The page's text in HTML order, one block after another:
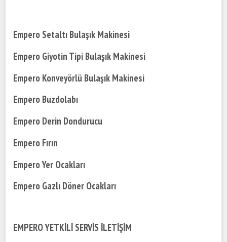
Empero Setaltı Bulaşık Makinesi
Empero Giyotin Tipi Bulaşık Makinesi
Empero Konveyörlü Bulaşık Makinesi
Empero Buzdolabı
Empero Derin Dondurucu
Empero Fırın
Empero Yer Ocakları
Empero Gazlı Döner Ocakları
EMPERO YETKİLİ SERVİS İLETİŞİM